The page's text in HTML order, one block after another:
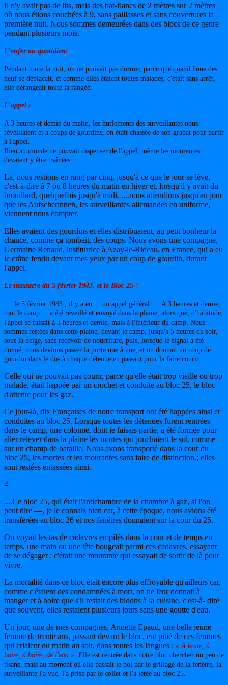
Il n'y avait pas de lits, mais des bat-flancs de 2 mètres sur 2 mètres
où nous étions couchées à 9, sans paillasses et sans couvertures la
première nuit. Nous sommes demeurées dans des blocs de ce genre
pendant plusieurs mois.
L’enfer au quotidien:
Pendant toute la nuit, on ne pouvait pas dormir, parce que quand l'une des
neuf se déplaçait, et comme elles étaient toutes malades, c'était sans arrêt,
elle dérangeait toute la rangée.
L’appel :
A 3 heures et demie du matin, les hurlements des surveillantes nous
réveillaient et à coups de gourdins, on était chassée de son grabat pour partir
à l'appel.
Rien au monde ne pouvait dispenser de l'appel, même les mourantes
devaient y être traînées.
Là, nous restions en rang par cinq, jusqu'à ce que le jour se lève,
c'est-à-dire à 7 ou 8 heures du matin en hiver et, lorsqu'il y avait du
brouillard, quelquefois jusqu'à midi. ....nous attendions jusqu'au jour
que les Aufscherinnen, les surveillantes allemandes en uniforme,
viennent nous compter.
Elles avaient des gourdins et elles distribuaient, au petit bonheur la
chance, comme ça tombait, des coups. Nous avons une compagne,
Germaine Renaud, institutrice à Azay-le-Rideau, en France, qui a eu
le crâne fendu devant mes yeux par un coup de gourdin, durant
l'appel.
Le massacre du 5 février 1943 et le Bloc 25 :
.... le 5 février 1943 , il y a eu ... un appel général..... A 3 heures et demie,
tout le camp.... a été réveillé et envoyé dans la plaine, alors que, d'habitude,
l'appel se faisait à 3 heures et demie, mais à l'intérieur du camp. Nous
sommes restées dans cette plaine, devant le camp, jusqu'à 5 heures du soir,
sous la neige, sans recevoir de nourriture, puis, lorsque le signal a été
donné, nous devions passer la porte une à une, et on donnait un coup de
gourdin dans le dos à chaque détenue en passant pour la faire courir.
Celle qui ne pouvait pas courir, parce qu'elle était trop vieille ou trop
malade, était happée par un crochet et conduite au bloc 25, le bloc
d'attente pour les gaz.
Ce jour-là, dix Françaises de notre transport ont été happées ainsi et
conduites au bloc 25. Lorsque toutes les détenues furent rentrées
dans le camp, une colonne, dont je faisais partie, a été formée pour
aller relever dans la plaine les mortes qui jonchaient le sol, comme
sur un champ de bataille. Nous avons transporté dans la cour du
bloc 25, les mortes et les mourantes sans faire de distinction.; elles
sont restées entassées ainsi.
4
....Ce bloc 25, qui était l'antichambre de la chambre à gaz, si l'on
peut dire —, je le connais bien car, à cette époque, nous avions été
transférées au bloc 26 et nos fenêtres donnaient sur la cour du 25.
On voyait les tas de cadavres empilés dans la cour et de temps en
temps, une main ou une tête bougeait parmi ces cadavres, essayant
de se dégager : c'était une mourante qui essayait de sortir de là pour
vivre.
La mortalité dans ce bloc était encore plus effroyable qu'ailleurs car,
comme c'étaient des condamnées à mort, on ne leur donnait à
manger et à boire que s'il restait des bidons à la cuisine, c'est-à- dire
que souvent, elles restaient plusieurs jours sans une goutte d'eau.
Un jour, une de mes compagnes, Annette Epaud, une belle jeune
femme de trente ans, passant devant le bloc, eut pitié de ces femmes
qui criaient du matin au soir, dans toutes les langues : « A boire, à
boire, à boire, de l'eau ». Elle est rentrée dans notre bloc chercher un peu de
tisane, mais au moment où elle passait le bol par le grillage de la fenêtre, la
surveillante l'a vue, l'a prise par le collet et l'a jetée au bloc 25.